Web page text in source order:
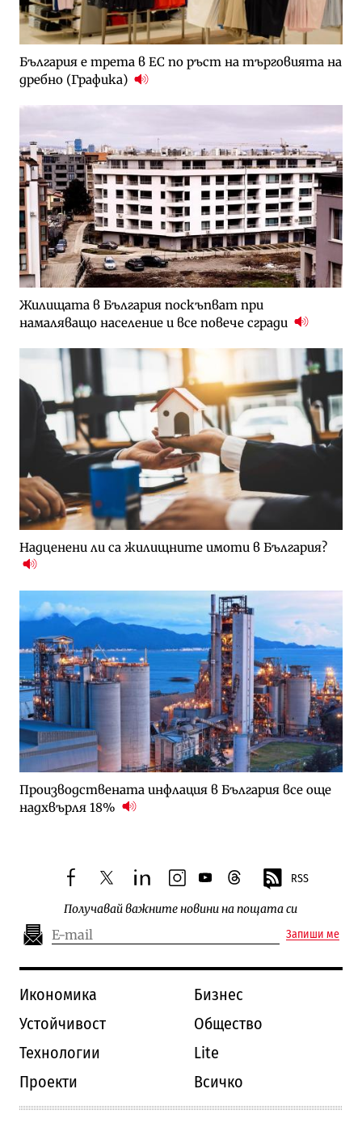
България е трета в ЕС по ръст на търговията на
дребно (Графика)
Жилищата в България поскъпват при
намаляващо население и все повече сгради
Надценени ли са жилищните имоти в България?
Производствената инфлация в България все още
надхвърля 18%
facebooktwitterlinkedininstagram
youtubethreads RSS
Получавай важните новини на пощата си
Запиши ме
Икономика
Бизнес
Устойчивост
Общество
Технологии
Lite
Проекти
Всичко